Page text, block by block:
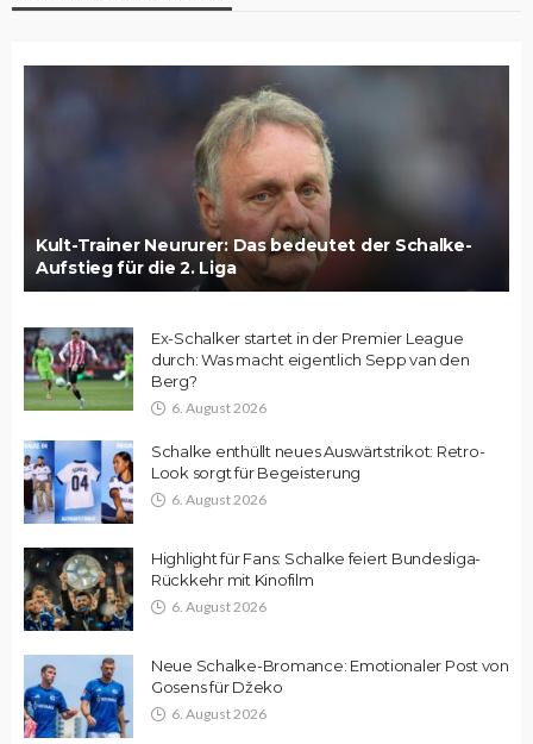
Kult-Trainer Neururer: Das bedeutet der Schalke-
Aufstieg für die 2. Liga
Ex-Schalker startet in der Premier League
durch: Was macht eigentlich Sepp van den
Berg?
6. August 2026
Schalke enthüllt neues Auswärtstrikot: Retro-
Look sorgt für Begeisterung
6. August 2026
Highlight für Fans: Schalke feiert Bundesliga-
Rückkehr mit Kinofilm
6. August 2026
Neue Schalke-Bromance: Emotionaler Post von
Gosens für Džeko
6. August 2026